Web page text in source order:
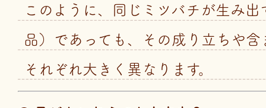
このように、同じミツバチが生み出
品）であっても、その成り立ちや含
それぞれ大きく異なります。